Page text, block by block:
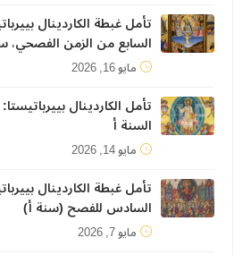
تأمل غبطة الكاردينال
السابع من الزمن الفصحي،
مايو 16, 2026
تأمل الكاردينال
السنة أ
مايو 14, 2026
تأمل غبطة الكاردينال
السادس للفصح (سنة أ)
مايو 7, 2026